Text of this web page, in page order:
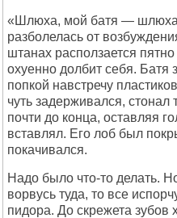
«Шлюха, мой батя —
разболелась от
штанах расползается
охуенно долбит себя. Батя
попкой навстречу
чуть задерживался,
почти до конца, оставляя
вставлял. Его лоб был
покачивался.
Надо было что-то делать.
ворвусь туда, то все
пидора. До скрежета зубов